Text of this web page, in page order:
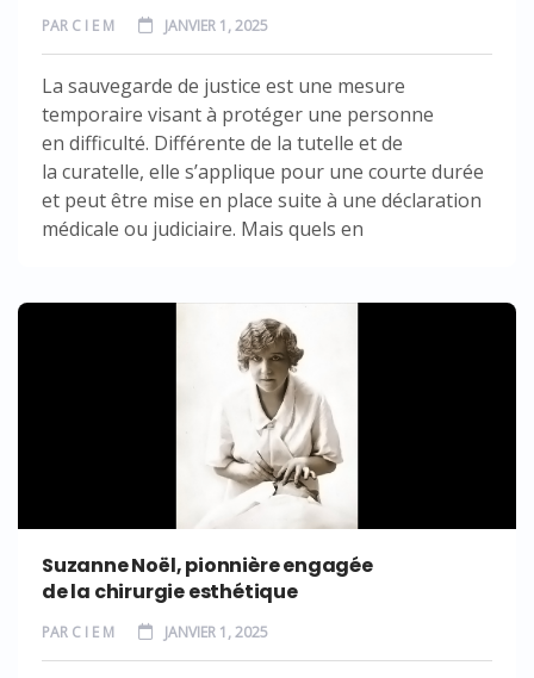
PAR C I E M JANVIER 1, 2025
La sauvegarde de justice est une mesure
temporaire visant à protéger une personne
en difficulté. Différente de la tutelle et de
la curatelle, elle s’applique pour une courte durée
et peut être mise en place suite à une déclaration
médicale ou judiciaire. Mais quels en
Suzanne Noël, pionnière engagée
de la chirurgie esthétique
PAR C I E M JANVIER 1, 2025